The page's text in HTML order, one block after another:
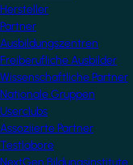
Hersteller
Partner
Ausbildungszentren
Freiberufliche Ausbilder
Wissenschaftliche Partner
Nationale Gruppen
Userclubs
Assoziierte Partner
Testlabore
NextGen Bildungsinstitute